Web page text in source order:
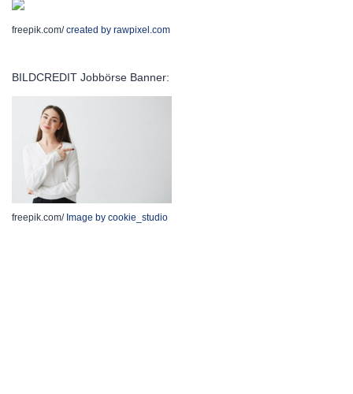
freepik.com/created by rawpixel.com
BILDCREDIT Jobbörse Banner:
freepik.com/ Image by cookie_studio